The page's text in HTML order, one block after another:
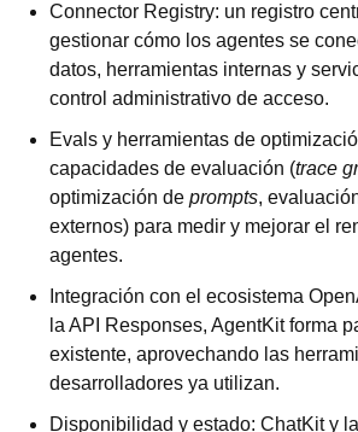
Connector Registry: un registro
gestionar cómo los agentes se
datos, herramientas internas y
control administrativo de acceso.
Evals y herramientas de
capacidades de evaluación (trace
optimización de prompts,
externos) para medir y mejorar el
agentes.
Integración con el ecosistema
la API Responses, AgentKit forma
existente, aprovechando las
desarrolladores ya utilizan.
Disponibilidad y estado: ChatKit y